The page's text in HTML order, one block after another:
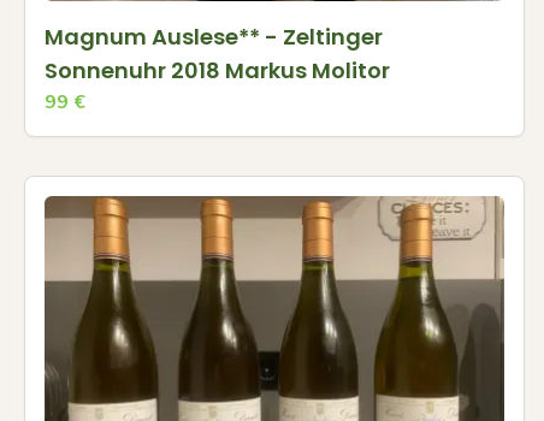
Magnum Auslese** - Zeltinger
Sonnenuhr 2018 Markus Molitor
99 €